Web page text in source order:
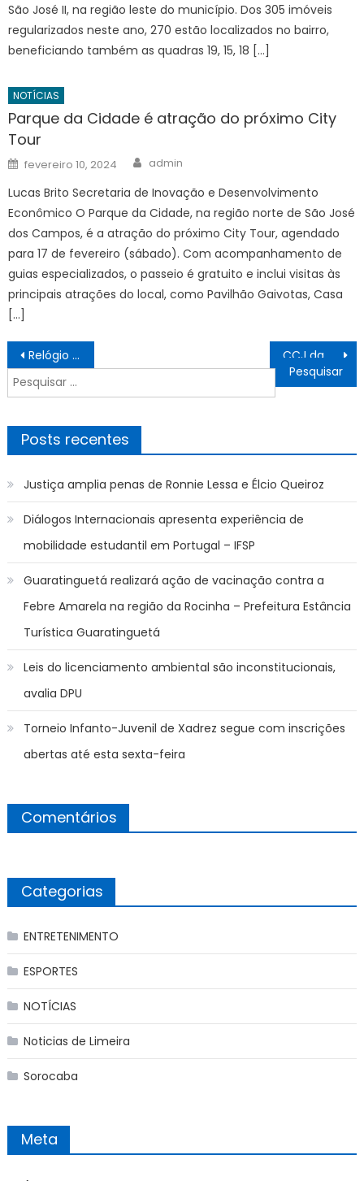
São José II, na região leste do município. Dos 305 imóveis
regularizados neste ano, 270 estão localizados no bairro,
beneficiando também as quadras 19, 15, 18 […]
NOTÍCIAS
Parque da Cidade é atração do próximo City
Tour
Posted
on
fevereiro 10, 2024 Author
admin
Lucas Brito Secretaria de Inovação e Desenvolvimento
Econômico O Parque da Cidade, na região norte de São José
dos Campos, é a atração do próximo City Tour, agendado
para 17 de fevereiro (sábado). Com acompanhamento de
guias especializados, o passeio é gratuito e inclui visitas às
principais atrações do local, como Pavilhão Gaivotas, Casa
[…]
Navegação
de
Post
Relógio de luxo de Antonela Roccuzzo chama atenção durante comemoração da Copa
Pesquisar
por:
Posts recentes
Justiça amplia penas de Ronnie Lessa e Élcio Queiroz
Diálogos Internacionais apresenta experiência de
mobilidade estudantil em Portugal – IFSP
Guaratinguetá realizará ação de vacinação contra a
Febre Amarela na região da Rocinha – Prefeitura Estância
Turística Guaratinguetá
Leis do licenciamento ambiental são inconstitucionais,
avalia DPU
Torneio Infanto-Juvenil de Xadrez segue com inscrições
abertas até esta sexta-feira
Comentários
Categorias
ENTRETENIMENTO
ESPORTES
NOTÍCIAS
Noticias de Limeira
Sorocaba
Meta